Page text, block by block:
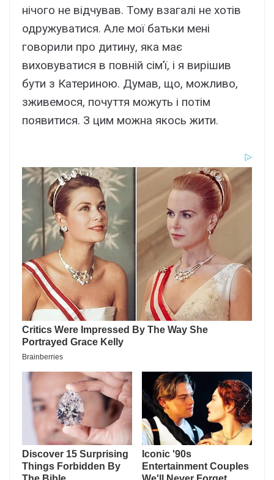
нічого не відчував. Тому взагалі не хотів
одружуватися. Але мої батьки мені
говорили про дитину, яка має
виховуватися в повній сім’ї, і я вирішив
бути з Катериною. Думав, що, можливо,
зживемося, почуття можуть і потім
появитися. З цим можна якось жити.